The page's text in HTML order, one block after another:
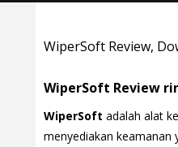
WiperSoft Review,
WiperSoft Review
WiperSoft adalah alat
menyediakan keamanan